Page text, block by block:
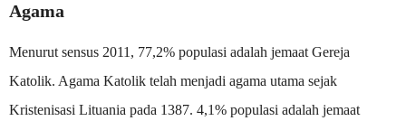
Agama
Menurut sensus 2011, 77,2% populasi adalah jemaat Gereja
Katolik. Agama Katolik telah menjadi agama utama sejak
Kristenisasi Lituania pada 1387. 4,1% populasi adalah jemaat